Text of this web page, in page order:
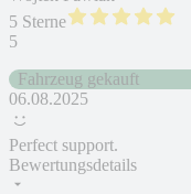
5 Sterne
5
Fahrzeug gekauft
06.08.2025
Perfect support.
Bewertungsdetails